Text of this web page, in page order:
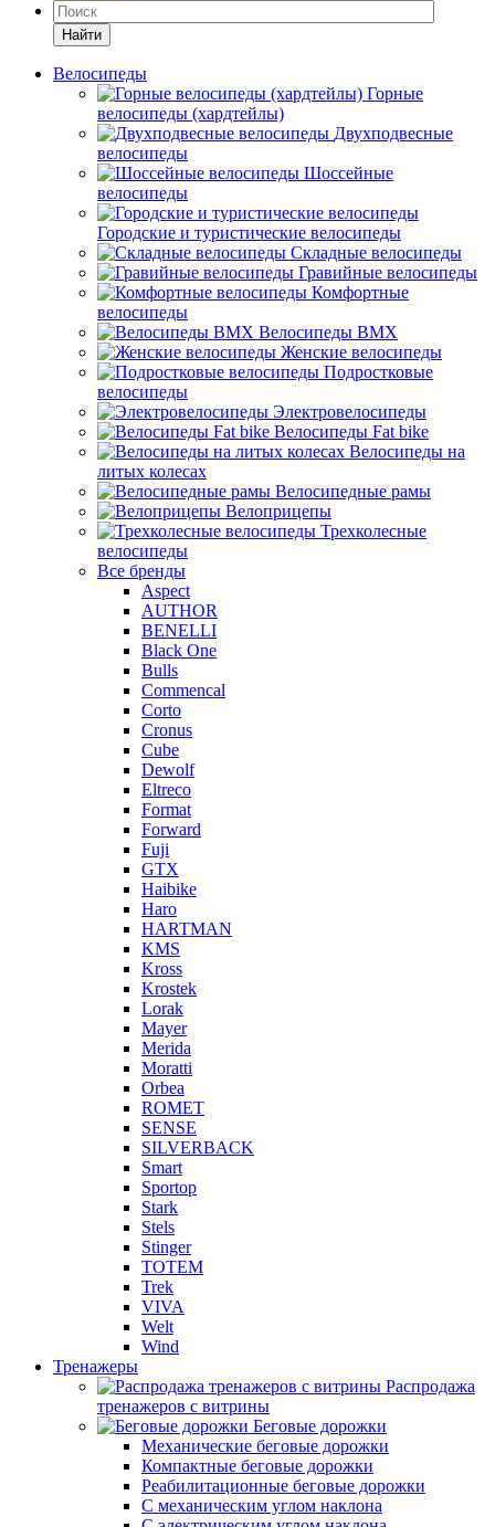
Найти
Велосипеды
Горные
велосипеды (хардтейлы)
Двухподвесные
велосипеды
Шоссейные
велосипеды
Городские и туристические велосипеды
Складные велосипеды
Гравийные велосипеды
Комфортные
велосипеды
Велосипеды BMX
Женские велосипеды
Подростковые
велосипеды
Электровелосипеды
Велосипеды Fat bike
Велосипеды на
литых колесах
Велосипедные рамы
Велоприцепы
Трехколесные
велосипеды
Все бренды
Aspect
AUTHOR
BENELLI
Black One
Bulls
Commencal
Corto
Cronus
Cube
Dewolf
Eltreco
Format
Forward
Fuji
GTX
Haibike
Haro
HARTMAN
KMS
Kross
Krostek
Lorak
Mayer
Merida
Moratti
Orbea
ROMET
SENSE
SILVERBACK
Smart
Sportop
Stark
Stels
Stinger
TOTEM
Trek
VIVA
Welt
Wind
Тренажеры
Распродажа
тренажеров с витрины
Беговые дорожки
Механические беговые дорожки
Компактные беговые дорожки
Реабилитационные беговые дорожки
С механическим углом наклона